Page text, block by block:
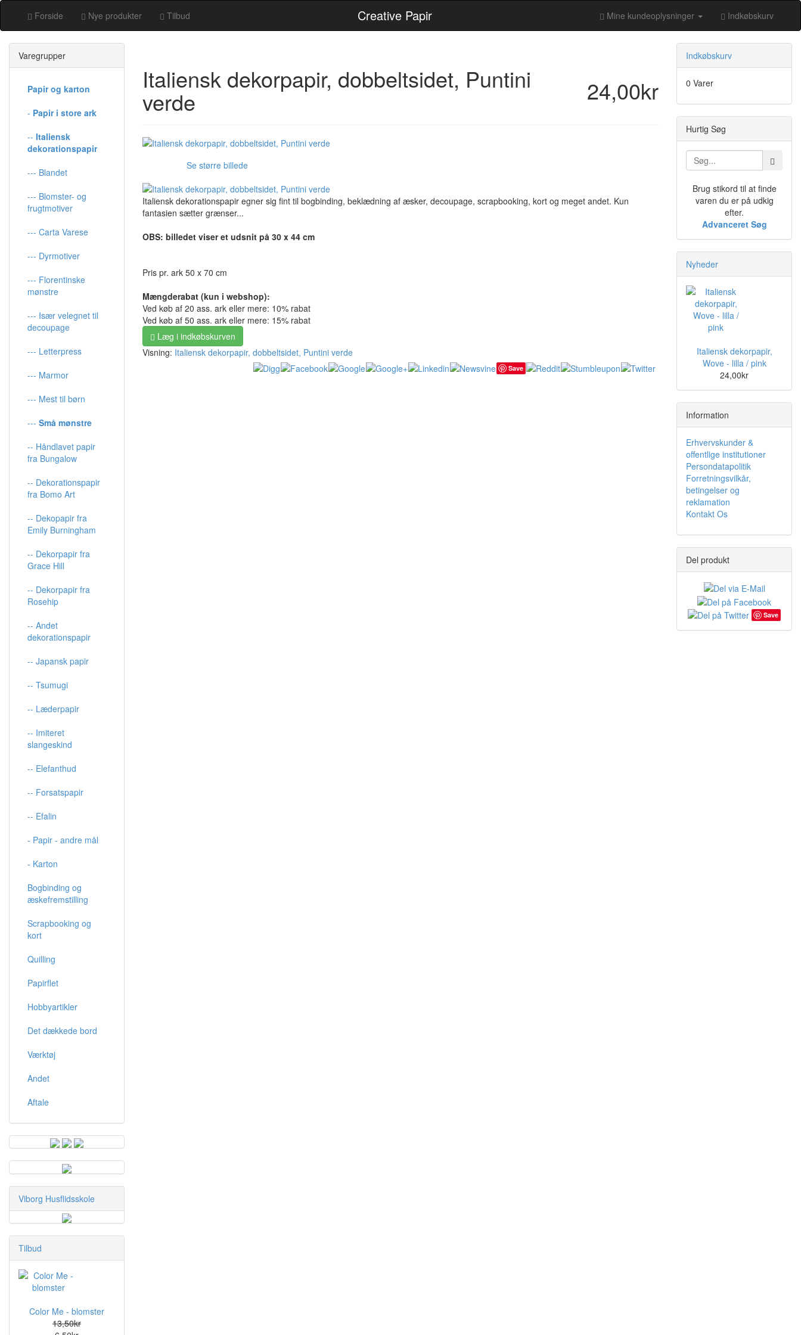
Forside Nye produkter Tilbud Mine kundeoplysninger Indkøbskurv
Creative Papir
24,00kr
Italiensk dekorpapir, dobbeltsidet, Puntini
verde
Se større billede
Italiensk dekorationspapir egner sig fint til bogbinding, beklædning af æsker, decoupage, scrapbooking, kort og meget andet. Kun
fantasien sætter grænser...
OBS: billedet viser et udsnit på 30 x 44 cm
Pris pr. ark 50 x 70 cm
Mængderabat (kun i webshop):
Ved køb af 20 ass. ark eller mere: 10% rabat
Ved køb af 50 ass. ark eller mere: 15% rabat
Læg i indkøbskurven
Visning: Italiensk dekorpapir, dobbeltsidet, Puntini verde
Save
Varegrupper
Papir og karton
- Papir i store ark
-- Italiensk
dekorationspapir
--- Blandet
--- Blomster- og
frugtmotiver
--- Carta Varese
--- Dyrmotiver
--- Florentinske
mønstre
--- Især velegnet til
decoupage
--- Letterpress
--- Marmor
--- Mest til børn
--- Små mønstre
-- Håndlavet papir
fra Bungalow
-- Dekorationspapir
fra Bomo Art
-- Dekopapir fra
Emily Burningham
-- Dekorpapir fra
Grace Hill
-- Dekorpapir fra
Rosehip
-- Andet
dekorationspapir
-- Japansk papir
-- Tsumugi
-- Læderpapir
-- Imiteret
slangeskind
-- Elefanthud
-- Forsatspapir
-- Efalin
- Papir - andre mål
- Karton
Bogbinding og
æskefremstilling
Scrapbooking og
kort
Quilling
Papirflet
Hobbyartikler
Det dækkede bord
Værktøj
Andet
Aftale
Viborg Husflidsskole
Tilbud
Color Me - blomster
13,50kr
Indkøbskurv
0 Varer
Hurtig Søg
Brug stikord til at finde
varen du er på udkig
efter.
Advanceret Søg
Nyheder
Italiensk dekorpapir,
Wove - lilla / pink
24,00kr
Information
Erhvervskunder &
offentlige institutioner
Persondatapolitik
Forretningsvilkår,
betingelser og
reklamation
Kontakt Os
Del produkt
Save